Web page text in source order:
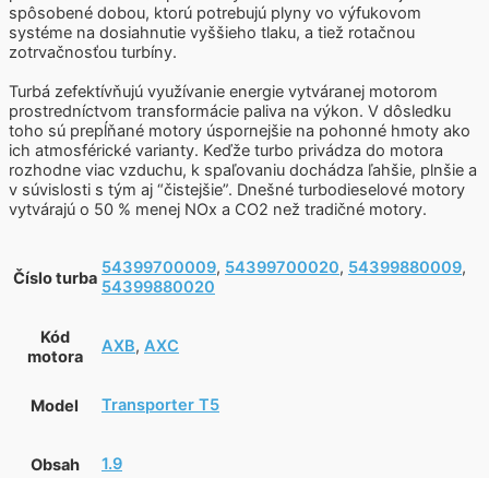
spôsobené dobou, ktorú potrebujú plyny vo výfukovom
systéme na dosiahnutie vyššieho tlaku, a tiež rotačnou
zotrvačnosťou turbíny.
Turbá zefektívňujú využívanie energie vytváranej motorom
prostredníctvom transformácie paliva na výkon. V dôsledku
toho sú prepĺňané motory úspornejšie na pohonné hmoty ako
ich atmosférické varianty. Keďže turbo privádza do motora
rozhodne viac vzduchu, k spaľovaniu dochádza ľahšie, plnšie a
v súvislosti s tým aj “čistejšie”. Dnešné turbodieselové motory
vytvárajú o 50 % menej NOx a CO2 než tradičné motory.
Číslo turba
54399700009, 54399700020, 54399880009,
54399880020
Kód
motora
AXB, AXC
Model Transporter T5
Obsah 1.9